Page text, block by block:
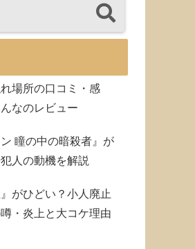
場所の口コミ・感
なのレビュー
ン 瞳の中の暗殺者』が
人の動機を解説
がひどい？小人廃止
・炎上と大コケ理由